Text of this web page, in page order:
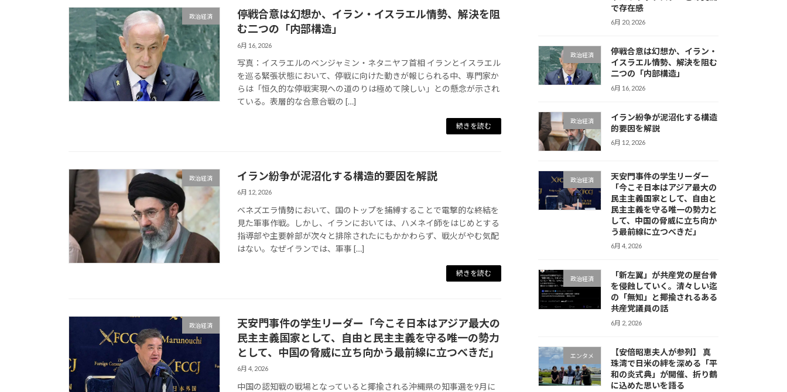
政治経済
停戦合意は幻想か、イラン・イスラエル情勢、解決を阻
む二つの「内部構造」
6月 16, 2026
写真：イスラエルのベンジャミン・ネタニヤフ首相 イランとイスラエル
を巡る緊張状態において、停戦に向けた動きが報じられる中、専門家か
らは「恒久的な停戦実現への道のりは極めて険しい」との懸念が示され
ている。表層的な合意合戦の […]
続きを読む
政治経済 イラン紛争が泥沼化する構造的要因を解説
6月 12, 2026
ベネズエラ情勢において、国のトップを捕縛することで電撃的な終結を
見た軍事作戦。しかし、イランにおいては、ハメネイ師をはじめとする
指導部や主要幹部が次々と排除されたにもかかわらず、戦火がやむ気配
はない。なぜイランでは、軍事 […]
続きを読む
政治経済
天安門事件の学生リーダー「今こそ日本はアジア最大の
民主主義国家として、自由と民主主義を守る唯一の勢力
として、中国の脅威に立ち向かう最前線に立つべきだ」
6月 4, 2026
中国の認知戦の戦場となっていると揶揄される沖縄県の知事選を9月に
で存在感
6月 20, 2026
政治経済
停戦合意は幻想か、イラン・
イスラエル情勢、解決を阻む
二つの「内部構造」
6月 16, 2026
政治経済
イラン紛争が泥沼化する構造
的要因を解説
6月 12, 2026
政治経済
天安門事件の学生リーダー
「今こそ日本はアジア最大の
民主主義国家として、自由と
民主主義を守る唯一の勢力と
して、中国の脅威に立ち向か
う最前線に立つべきだ」
6月 4, 2026
政治経済
「新左翼」が共産党の屋台骨
を侵蝕していく。清々しい迄
の「無知」と揶揄されるある
共産党議員の話
6月 2, 2026
エンタメ
【安倍昭恵夫人が参列】 真
珠湾で日米の絆を深める「平
和の炎式典」が開催、折り鶴
に込めた思いを語る